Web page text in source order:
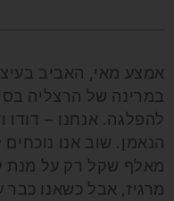
אמצע מאי, האביב
במרינה של הרצליה
להפלגה. אנחנו – דודו
הנאמן. שוב אנו
מאלף שקל רק על מנת